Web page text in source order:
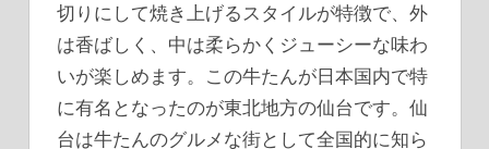
切りにして焼き上げるスタイルが特徴で、外
は香ばしく、中は柔らかくジューシーな味わ
いが楽しめます。この牛たんが日本国内で特
に有名となったのが東北地方の仙台です。仙
台は牛たんのグルメな街として全国的に知ら